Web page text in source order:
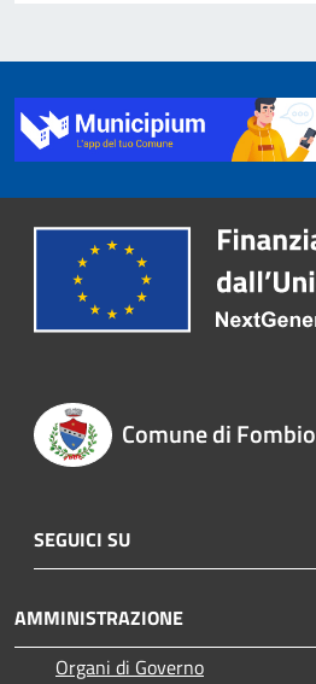
Comune di Fombio
SEGUICI SU
AMMINISTRAZIONE
Organi di Governo